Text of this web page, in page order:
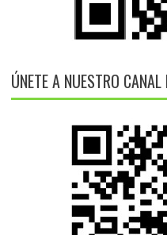
ÚNETE A NUESTRO